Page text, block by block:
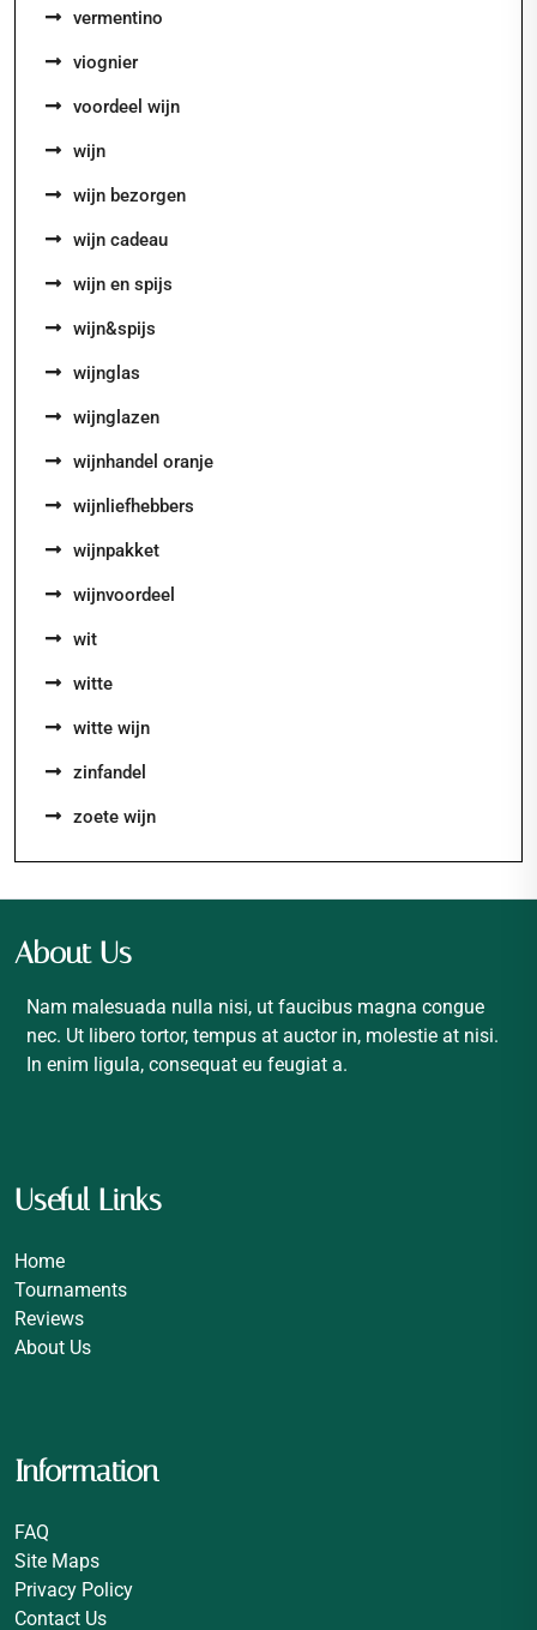
vermentino
viognier
voordeel wijn
wijn
wijn bezorgen
wijn cadeau
wijn en spijs
wijn&spijs
wijnglas
wijnglazen
wijnhandel oranje
wijnliefhebbers
wijnpakket
wijnvoordeel
wit
witte
witte wijn
zinfandel
zoete wijn
About Us
Nam malesuada nulla nisi, ut faucibus magna congue
nec. Ut libero tortor, tempus at auctor in, molestie at nisi.
In enim ligula, consequat eu feugiat a.
Useful Links
Home
Tournaments
Reviews
About Us
Information
FAQ
Site Maps
Privacy Policy
Contact Us